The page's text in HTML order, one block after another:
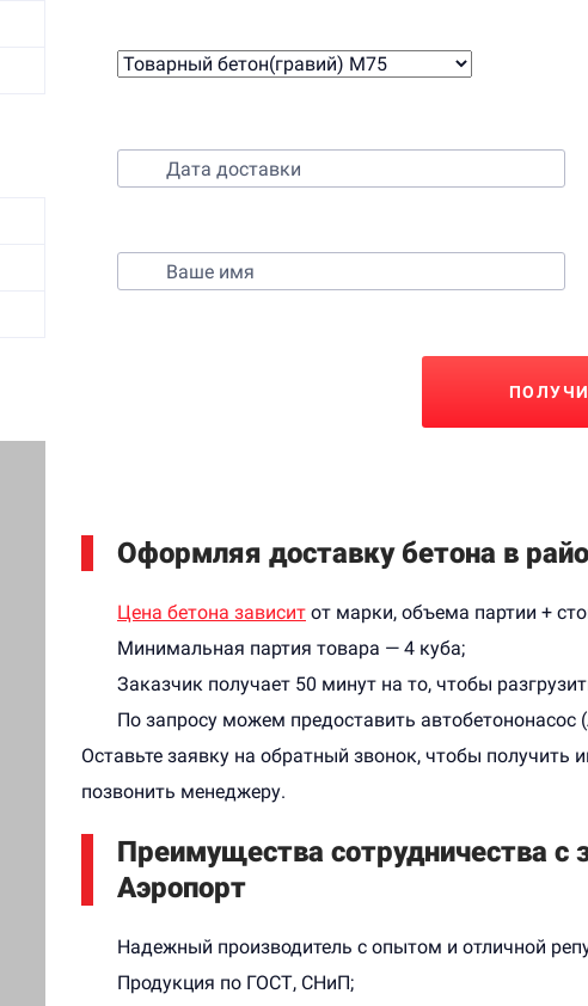
Оформляя доставку бетона в
Цена бетона зависит от марки, объема партии +
Минимальная партия товара — 4 куба;
Заказчик получает 50 минут на то, чтобы
По запросу можем предоставить автобетононасос
Оставьте заявку на обратный звонок, чтобы
позвонить менеджеру.
Преимущества сотрудничества с
Аэропорт
Надежный производитель с опытом и отличной
Продукция по ГОСТ, СНиП;